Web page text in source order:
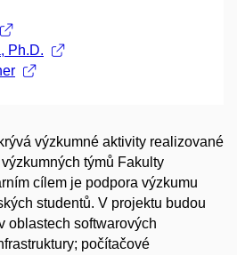
Ph.D.
výzkumné aktivity realizované
týmů Fakulty
cílem je podpora výzkumu
studentů. V projektu budou
oblastech softwarových
počítačové